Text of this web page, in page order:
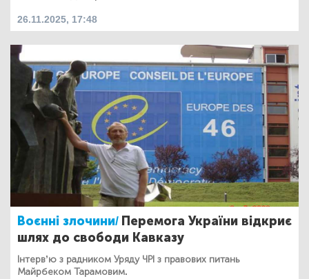
26.11.2025, 17:48
Воєнні злочини/ Перемога України відкриє
шлях до свободи Кавказу
Інтерв’ю з радником Уряду ЧРІ з правових питань
Майрбеком Тарамовим.